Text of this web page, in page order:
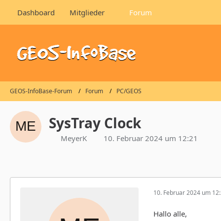
Dashboard Mitglieder Forum
GEOS-InfoBase-Forum Forum PC/GEOS
SysTray Clock
MeyerK 10. Februar 2024 um 12:21
10. Februar 2024 um
Hallo alle,